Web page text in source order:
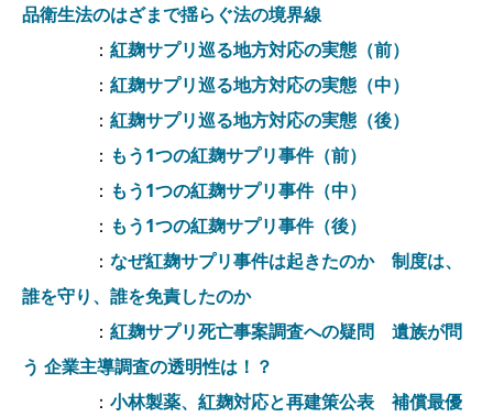
品衛生法のはざまで揺らぐ法の境界線
： 紅麹サプリ巡る地方対応の実態（前）
： 紅麹サプリ巡る地方対応の実態（中）
： 紅麹サプリ巡る地方対応の実態（後）
： もう1つの紅麹サプリ事件（前）
： もう1つの紅麹サプリ事件（中）
： もう1つの紅麹サプリ事件（後）
： なぜ紅麹サプリ事件は起きたのか 制度は、
誰を守り、誰を免責したのか
： 紅麹サプリ死亡事案調査への疑問 遺族が問
う 企業主導調査の透明性は！？
： 小林製薬、紅麹対応と再建策公表 補償最優